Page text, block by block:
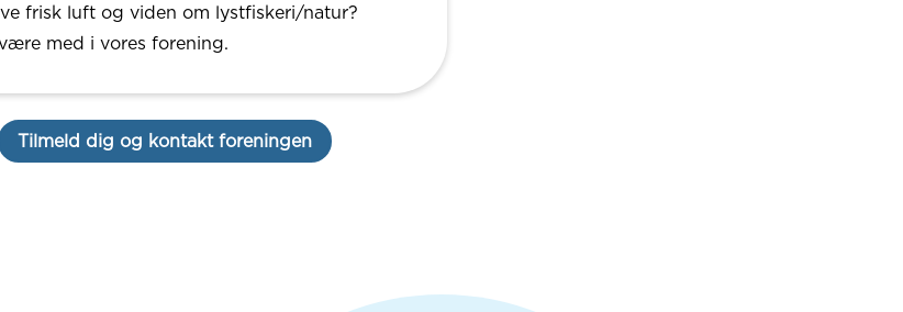
frisk luft og viden om lystfiskeri/natur?
med i vores forening.
Tilmeld dig og kontakt foreningen